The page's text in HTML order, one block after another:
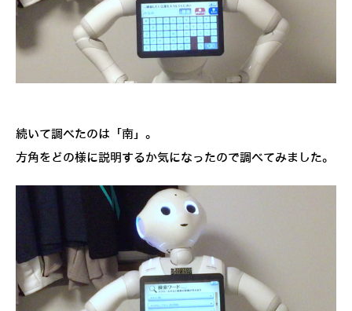
続いて調べたのは「南」。
方角をどの様に説明するか気になったので調べてみました。